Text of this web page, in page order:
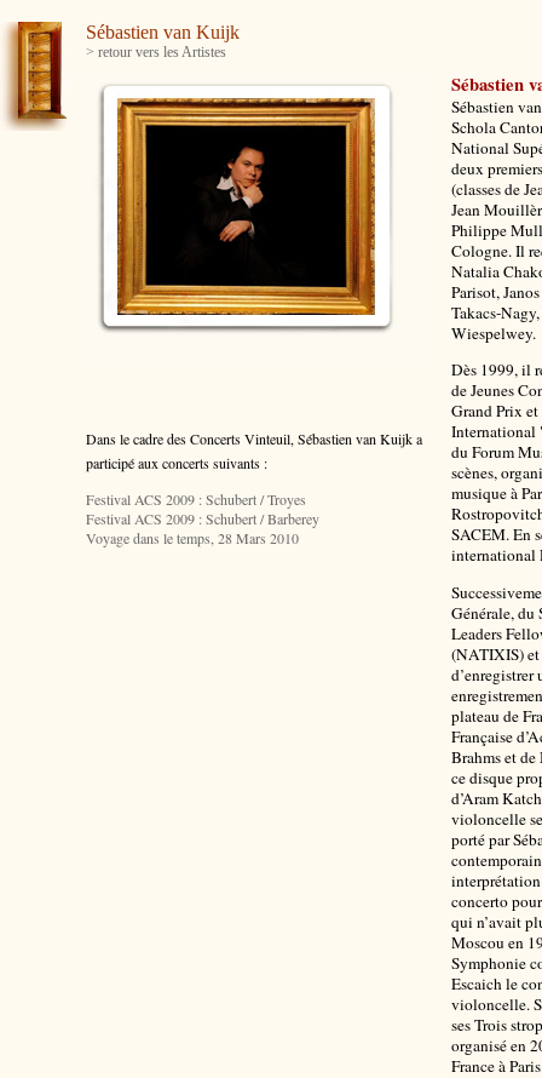
Sébastien van Kuijk
> retour vers les Artistes
Sébastien
Sébastien
Schola
National
deux
(classes de
Jean
Philippe
Cologne. Il
Natalia
Parisot,
Takacs-
Wiespelwey.
Dès 1999, il
de Jeunes
Grand Prix
International
du Forum
scènes,
musique à
SACEM. En
international
Générale, du
Leaders
(NATIXIS)
plateau de
Française
Brahms et
ce disque
d’Aram
violoncelle
porté par
interprétation
concerto
qui n’avait
Moscou en
Symphonie
Escaich le
violoncelle.
ses Trois
organisé en
France à
Dans le cadre des Concerts Vinteuil, Sébastien van Kuijka
participé aux concerts suivants :
Festival ACS 2009 : Schubert / Troyes
Festival ACS 2009 : Schubert / Barberey
Voyage dans le temps, 28 Mars 2010